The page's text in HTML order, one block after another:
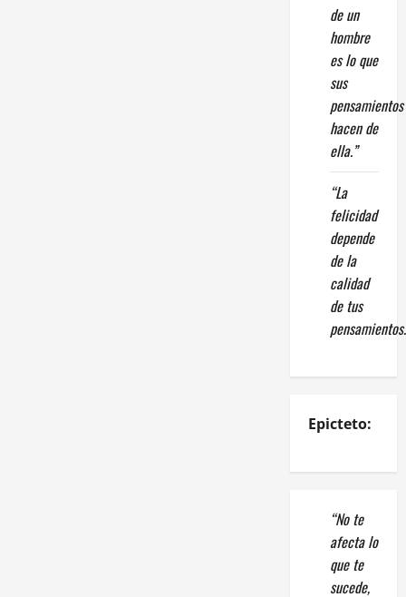
de un
hombre
es lo que
sus
pensamientos
hacen de
ella.”
“La
felicidad
depende
de la
calidad
de tus
Epicteto:
“No te
afecta lo
que te
sucede,